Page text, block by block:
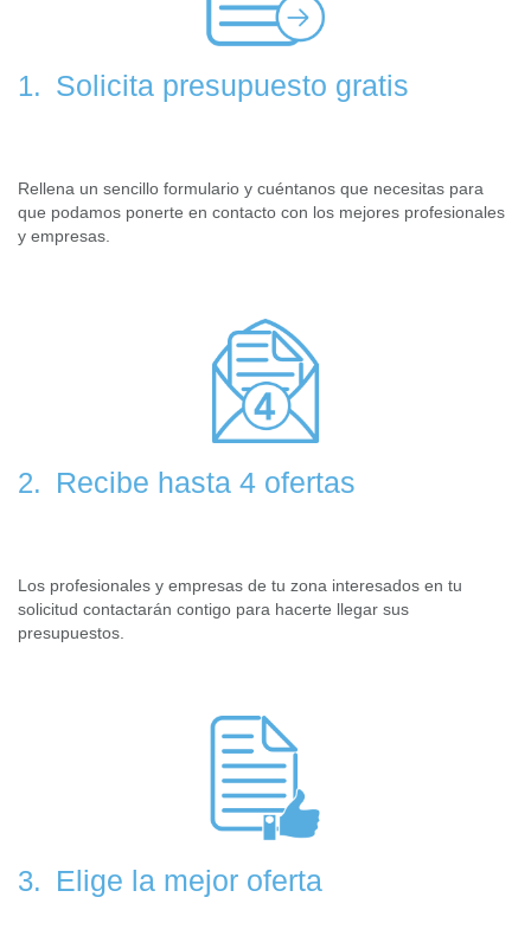
1. Solicita presupuesto gratis
Rellena un sencillo formulario y cuéntanos que necesitas para
que podamos ponerte en contacto con los mejores profesionales
y empresas.
2. Recibe hasta 4 ofertas
Los profesionales y empresas de tu zona interesados en tu
solicitud contactarán contigo para hacerte llegar sus
presupuestos.
3. Elige la mejor oferta